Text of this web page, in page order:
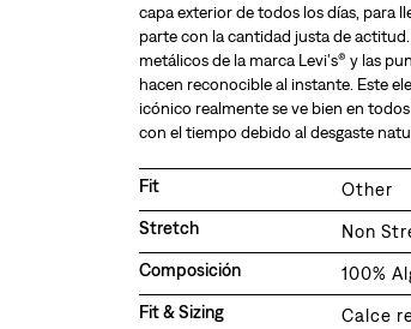
capa exterior de todos los días, para
parte con la cantidad justa de
metálicos de la marca Levi's® y las
hacen reconocible al instante. Este
icónico realmente se ve bien en
con el tiempo debido al desgaste
Fit
Other
Stretch
Non
Composición
100%
Fit & Sizing
Calce